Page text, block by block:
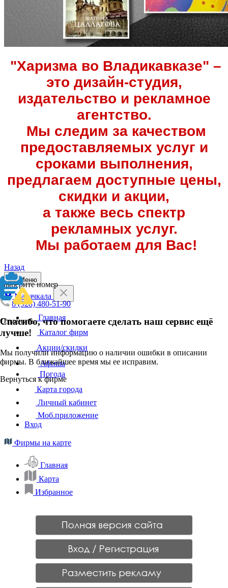
"Харизма во Владикавказе" –
это дизайн-студия,
издательство и рекламное
агентство.
Мы следим за качеством
предоставляемых услуг и
сроками выполнения,
предлагаем доступные цены,
скидки и акции,
а также весь спектр
рекламных услуг.
Мы работаем для Вас!
Назад
Выберите номер
8 (928) 480-51-90
Отменить
Спасибо, что помогаете сделать наш сервис ещё
лучше!
Мы получили информацию о наличии ошибки в описании
фирмы. В ближайшее время мы ее исправим.
Вернуться к фирме
Меню
Махачкала
Главная
Каталог фирм
Акции/скидки
Афиша
Погода
Карта города
Личный кабинет
Моб.приложение
Вход
Фирмы на карте
Главная
Карта
Избранное